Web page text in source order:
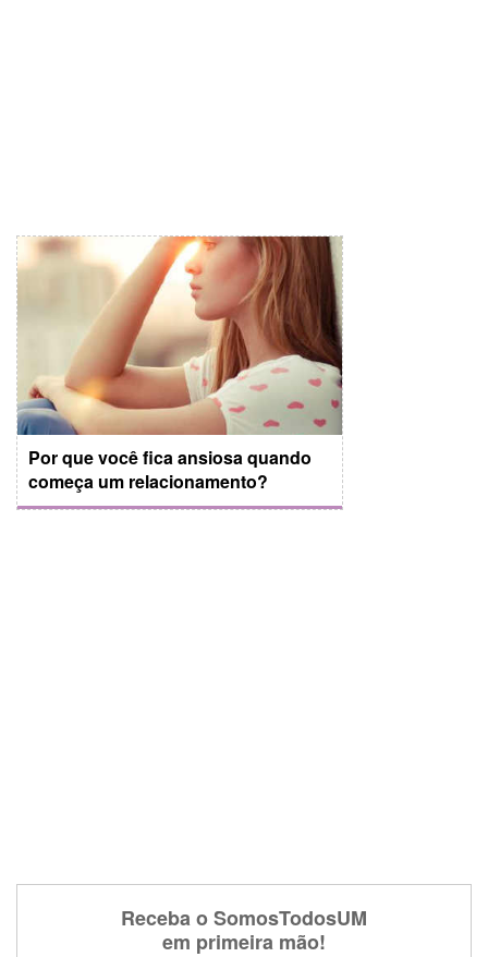
Por que você fica ansiosa quando
começa um relacionamento?
Receba o SomosTodosUM
em primeira mão!